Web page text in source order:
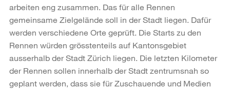
arbeiten eng zusammen. Das für alle Rennen
gemeinsame Zielgelände soll in der Stadt liegen. Dafür
werden verschiedene Orte geprüft. Die Starts zu den
Rennen würden grösstenteils auf Kantonsgebiet
ausserhalb der Stadt Zürich liegen. Die letzten Kilometer
der Rennen sollen innerhalb der Stadt zentrumsnah so
geplant werden, dass sie für Zuschauende und Medien